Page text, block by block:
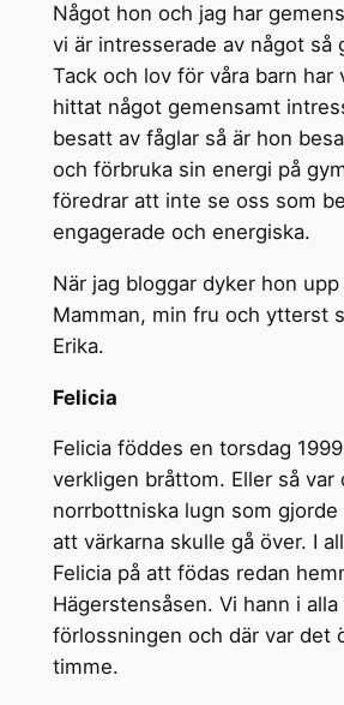
Något hon och jag har
vi är intresserade av något så
Tack och lov för våra barn har
hittat något gemensamt
besatt av fåglar så är hon
och förbruka sin energi på
föredrar att inte se oss som
engagerade och energiska.
När jag bloggar dyker hon upp
Mamman, min fru och ytterst
Erika.
Felicia
Felicia föddes en torsdag
verkligen bråttom. Eller så var
norrbottniska lugn som
att värkarna skulle gå över. I
Felicia på att födas redan
Hägerstensåsen. Vi hann i
förlossningen och där var det
timme.